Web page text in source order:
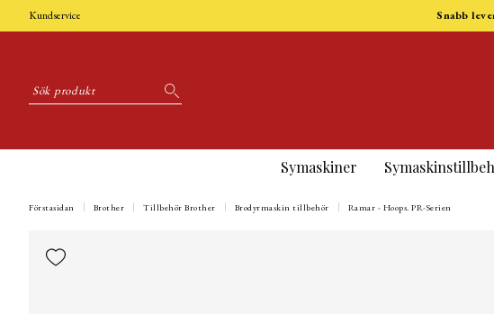
Kundservice Snabb
Symaskiner
Förstasidan Brother Tillbehör Brother Brodyrmaskin tillbehör Ramar - Hoops. PR-Serien